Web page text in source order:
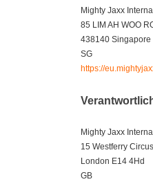
Mighty Jaxx
85 LIM AH WOO
438140 Singapore
SG
https://
Mighty Jaxx
15 Westferry Circus
London E14 4Hd
GB